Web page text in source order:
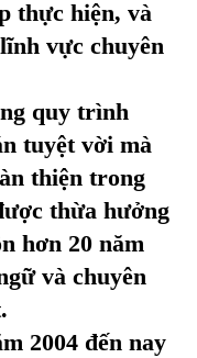
thực hiện, và
vực chuyên
quy trình
tuyệt vời mà
thiện trong
thừa hưởng
hơn 20 năm
và chuyên
2004 đến nay